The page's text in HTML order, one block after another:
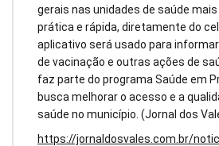
gerais nas unidades de saúde
prática e rápida, diretamente do
aplicativo será usado para
de vacinação e outras ações de
faz parte do programa Saúde em
busca melhorar o acesso e a
saúde no município. (Jornal dos
https://jornaldosvales.com.br/